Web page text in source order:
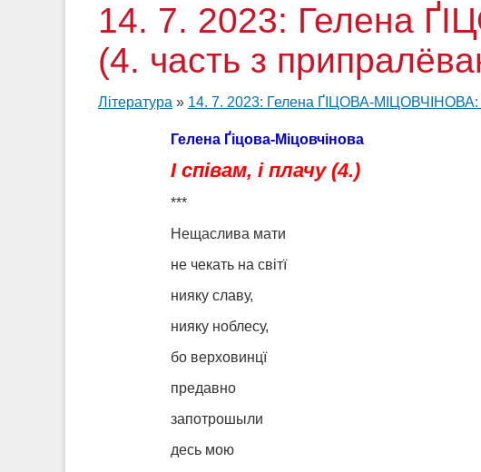
14. 7. 2023: Гелена
(4. часть з
Література » 14. 7. 2023: Гелена ҐІЦОВА-МІЦОВЧІНОВА:
Гелена Ґіцова-Міцовчінова
І співам, і плачу (4.)
***
Нещаслива мати
не чекать на світї
нияку славу,
нияку ноблесу,
бо верховинцї
предавно
запотрошыли
десь мою